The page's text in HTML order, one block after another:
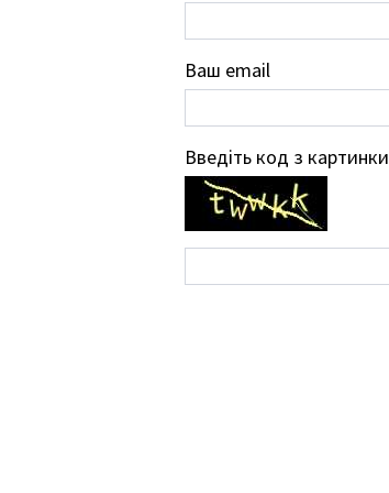
Ваш email
Введіть код з картинки